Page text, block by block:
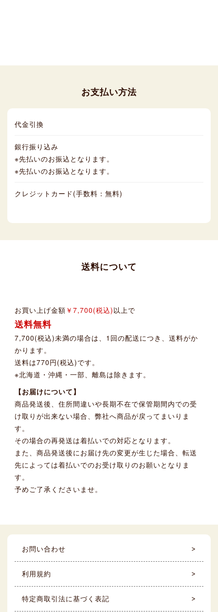
お支払い方法
代金引換
銀行振り込み
※先払いのお振込となります。
※先払いのお振込となります。
クレジットカード(手数料：無料)
送料について
お買い上げ金額 ￥7,700(税込)以上で
送料無料
7,700(税込)未満の場合は、1回の配送につき、送料がか
かります。
送料は770円(税込)です。
※北海道・沖縄・一部、離島は除きます。
【お届けについて】
商品発送後、住所間違いや長期不在で保管期間内での受
け取りが出来ない場合、弊社へ商品が戻ってまいりま
す。
その場合の再発送は着払いでの対応となります。
また、商品発送後にお届け先の変更が生じた場合、転送
先によっては着払いでのお受け取りのお願いとなりま
す。
予めご了承くださいませ。
お問い合わせ
利用規約
特定商取引法に基づく表記